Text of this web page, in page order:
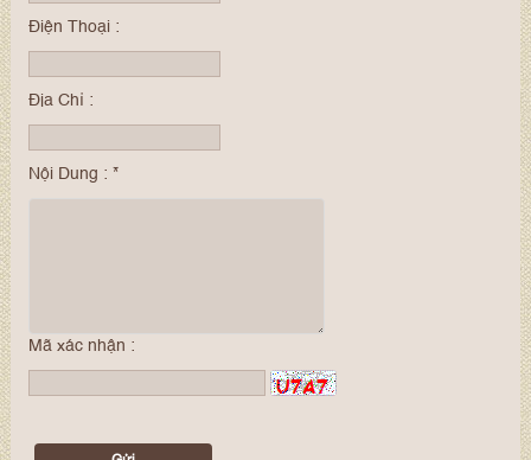
Điện Thoại :
Địa Chỉ :
Nội Dung : *
Mã xác nhận :